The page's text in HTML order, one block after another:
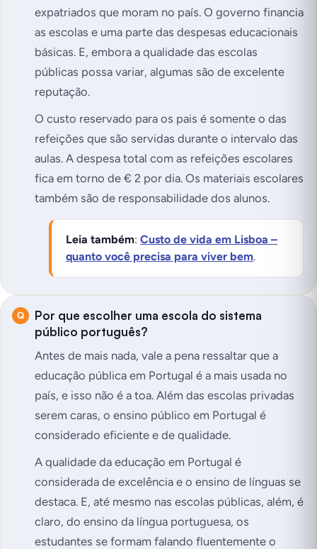
expatriados que moram no país. O governo financia
as escolas e uma parte das despesas educacionais
básicas. E, embora a qualidade das escolas
públicas possa variar, algumas são de excelente
reputação.
O custo reservado para os pais é somente o das
refeições que são servidas durante o intervalo das
aulas. A despesa total com as refeições escolares
fica em torno de € 2 por dia. Os materiais escolares
também são de responsabilidade dos alunos.
Leia também: Custo de vida em Lisboa –
quanto você precisa para viver bem.
Por que escolher uma escola do sistema
público português?
Antes de mais nada, vale a pena ressaltar que a
educação pública em Portugal é a mais usada no
país, e isso não é a toa. Além das escolas privadas
serem caras, o ensino público em Portugal é
considerado eficiente e de qualidade.
A qualidade da educação em Portugal é
considerada de excelência e o ensino de línguas se
destaca. E, até mesmo nas escolas públicas, além, é
claro, do ensino da língua portuguesa, os
estudantes se formam falando fluentemente o